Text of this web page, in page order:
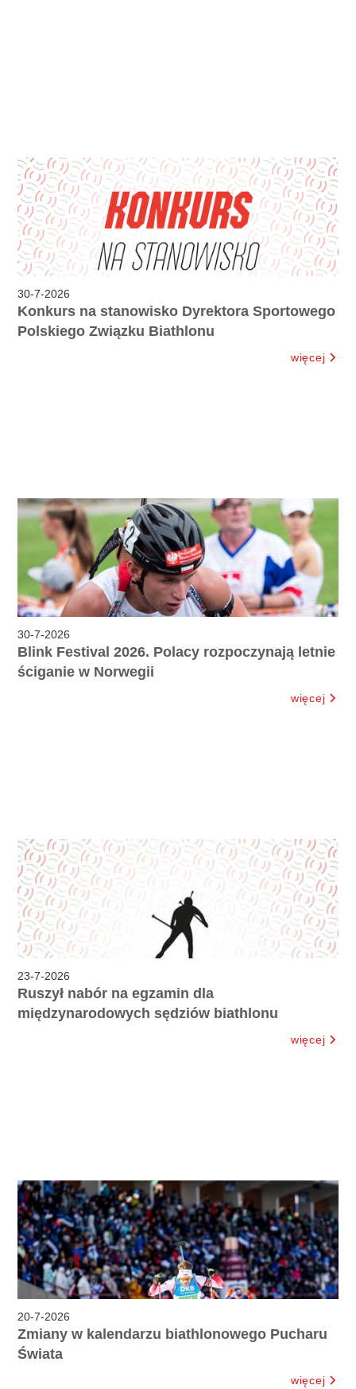
30-7-2026
Konkurs na stanowisko Dyrektora Sportowego
Polskiego Związku Biathlonu
więcej
30-7-2026
Blink Festival 2026. Polacy rozpoczynają letnie
ściganie w Norwegii
więcej
23-7-2026
Ruszył nabór na egzamin dla
międzynarodowych sędziów biathlonu
więcej
20-7-2026
Zmiany w kalendarzu biathlonowego Pucharu
Świata
więcej